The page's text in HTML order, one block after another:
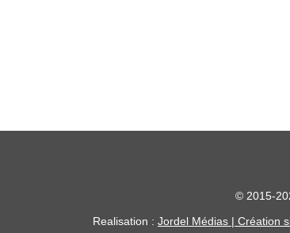
© 2015-
Realisation : Jordel Médias | Création